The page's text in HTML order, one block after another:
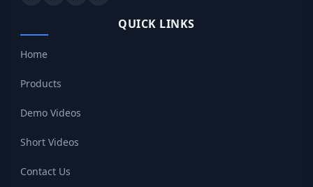
QUICK LINKS
Home
Products
Demo Videos
Short Videos
Contact Us